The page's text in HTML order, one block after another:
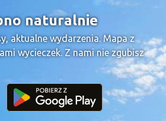
naturalnie
aktualne wydarzenia. Mapa z
wycieczek. Z nami nie zgubisz